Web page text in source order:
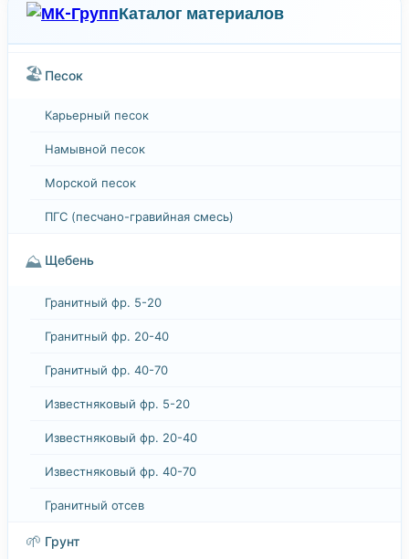
Каталог материалов
🏖️ Песок
Карьерный песок
Намывной песок
Морской песок
ПГС (песчано-гравийная смесь)
⛰️ Щебень
Гранитный фр. 5-20
Гранитный фр. 20-40
Гранитный фр. 40-70
Известняковый фр. 5-20
Известняковый фр. 20-40
Известняковый фр. 40-70
Гранитный отсев
🌱 Грунт